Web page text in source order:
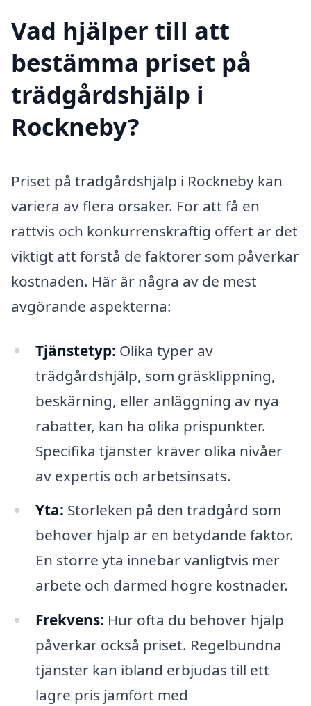
Vad hjälper till att
bestämma priset på
trädgårdshjälp i
Rockneby?
Priset på trädgårdshjälp i Rockneby kan
variera av flera orsaker. För att få en
rättvis och konkurrenskraftig offert är det
viktigt att förstå de faktorer som påverkar
kostnaden. Här är några av de mest
avgörande aspekterna:
Tjänstetyp: Olika typer av
trädgårdshjälp, som gräsklippning,
beskärning, eller anläggning av nya
rabatter, kan ha olika prispunkter.
Specifika tjänster kräver olika nivåer
av expertis och arbetsinsats.
Yta: Storleken på den trädgård som
behöver hjälp är en betydande faktor.
En större yta innebär vanligtvis mer
arbete och därmed högre kostnader.
Frekvens: Hur ofta du behöver hjälp
påverkar också priset. Regelbundna
tjänster kan ibland erbjudas till ett
lägre pris jämfört med